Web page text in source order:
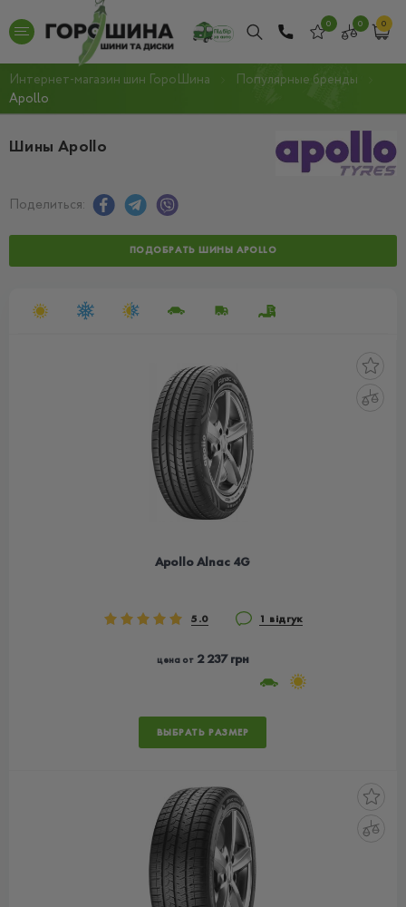
0 0 0
Интернет-магазин шин ГороШина
Популярные бренды
Apollo
Шины Apollo
Поделиться:
ПОДОБРАТЬ ШИНЫ APOLLO
Apollo Alnac 4G
5.0 1 відгук
цена от2 237 грн
ВЫБРАТЬ РАЗМЕР